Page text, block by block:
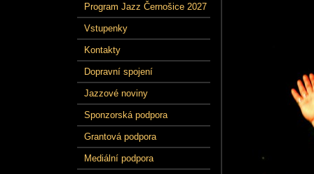
Program Jazz Černošice 2027
Vstupenky
Kontakty
Dopravní spojení
Jazzové noviny
Sponzorská podpora
Grantová podpora
Mediální podpora